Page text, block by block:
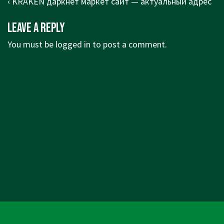
is
Leave a Reply
You must be logged in to post a comment.